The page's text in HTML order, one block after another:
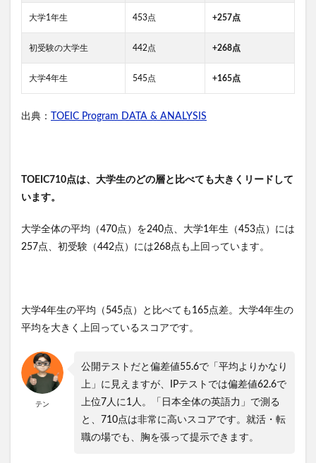
大学1年生 453点 +257点
初受験の大学生 442点 +268点
大学4年生 545点 +165点
出典： TOEIC Program DATA & ANALYSIS
TOEIC710点は、大学生のどの層と比べても大きくリードして
います。
大学全体の平均（470点）を240点、大学1年生（453点）には
257点、初受験（442点）には268点も上回っています。
大学4年生の平均（545点）と比べても165点差。大学4年生の
平均を大きく上回っているスコアです。
テン
公開テストだと偏差値55.6で「平均よりかなり
上」に見えますが、IPテストでは偏差値62.6で
上位7人に1人。「日本全体の英語力」で測る
と、710点は非常に高いスコアです。就活・転
職の場でも、胸を張って提示できます。